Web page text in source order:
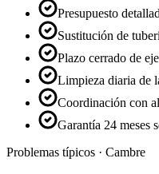
Presupuesto
Sustitución de
Plazo cerrado de
Limpieza diaria de
Coordinación con
Garantía 24 meses
Problemas típicos · Cambre